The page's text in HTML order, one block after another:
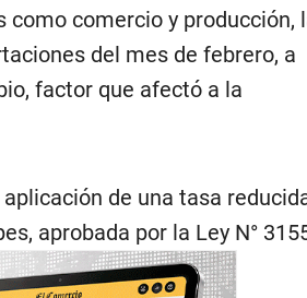
comercio y producción,
del mes de febrero, a
factor que afectó a la
de una tasa
aprobada por la Ley N°